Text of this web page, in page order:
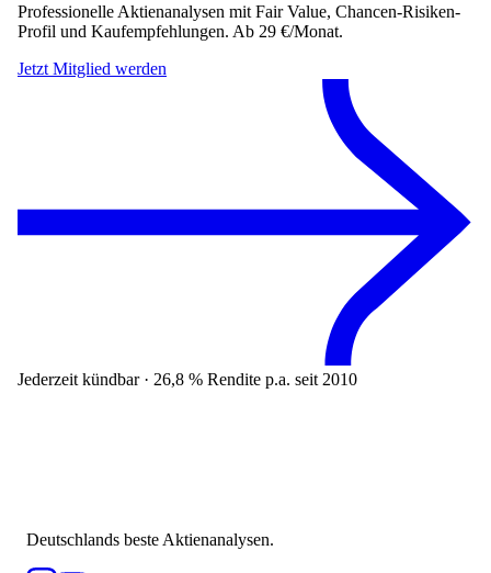
Professionelle Aktienanalysen mit Fair Value, Chancen-Risiken-
Profil und Kaufempfehlungen. Ab 29 €/Monat.
Jetzt Mitglied werden
Jederzeit kündbar · 26,8 % Rendite p.a. seit 2010
Deutschlands beste Aktienanalysen.